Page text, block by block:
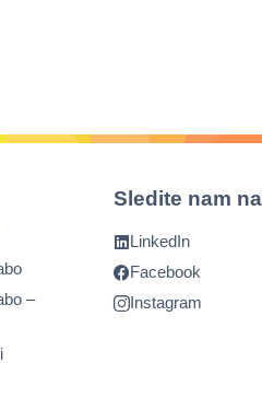
–
Sledite nam
LinkedIn
Facebook
Instagram